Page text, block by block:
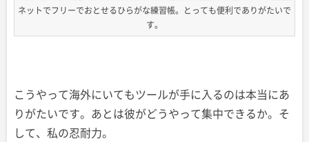
ネットでフリーでおとせるひらがな練習帳。とっても便利でありがたいで
す。
こうやって海外にいてもツールが手に入るのは本当にあ
りがたいです。あとは彼がどうやって集中できるか。そ
して、私の忍耐力。